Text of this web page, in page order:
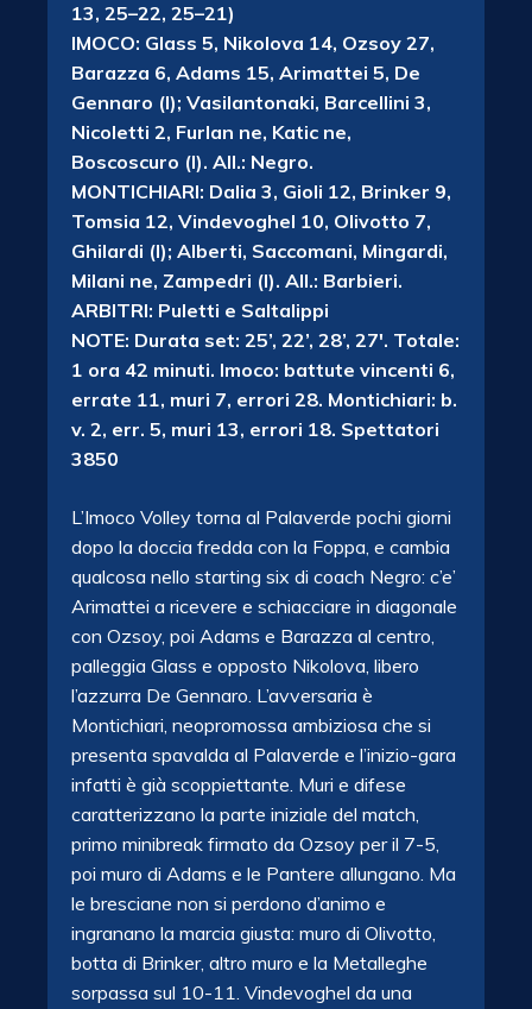
13, 25–22, 25–21)
IMOCO: Glass 5, Nikolova 14, Ozsoy 27,
Barazza 6, Adams 15, Arimattei 5, De
Gennaro (l); Vasilantonaki, Barcellini 3,
Nicoletti 2, Furlan ne, Katic ne,
Boscoscuro (l). All.: Negro.
MONTICHIARI: Dalia 3, Gioli 12, Brinker 9,
Tomsia 12, Vindevoghel 10, Olivotto 7,
Ghilardi (l); Alberti, Saccomani, Mingardi,
Milani ne, Zampedri (l). All.: Barbieri.
ARBITRI: Puletti e Saltalippi
NOTE: Durata set: 25’, 22’, 28’, 27′. Totale:
1 ora 42 minuti. Imoco: battute vincenti 6,
errate 11, muri 7, errori 28. Montichiari: b.
v. 2, err. 5, muri 13, errori 18. Spettatori
3850
L’Imoco Volley torna al Palaverde pochi giorni
dopo la doccia fredda con la Foppa, e cambia
qualcosa nello starting six di coach Negro: c’e’
Arimattei a ricevere e schiacciare in diagonale
con Ozsoy, poi Adams e Barazza al centro,
palleggia Glass e opposto Nikolova, libero
l’azzurra De Gennaro. L’avversaria è
Montichiari, neopromossa ambiziosa che si
presenta spavalda al Palaverde e l’inizio-gara
infatti è già scoppiettante. Muri e difese
caratterizzano la parte iniziale del match,
primo minibreak firmato da Ozsoy per il 7-5,
poi muro di Adams e le Pantere allungano. Ma
le bresciane non si perdono d’animo e
ingranano la marcia giusta: muro di Olivotto,
botta di Brinker, altro muro e la Metalleghe
sorpassa sul 10-11. Vindevoghel da una